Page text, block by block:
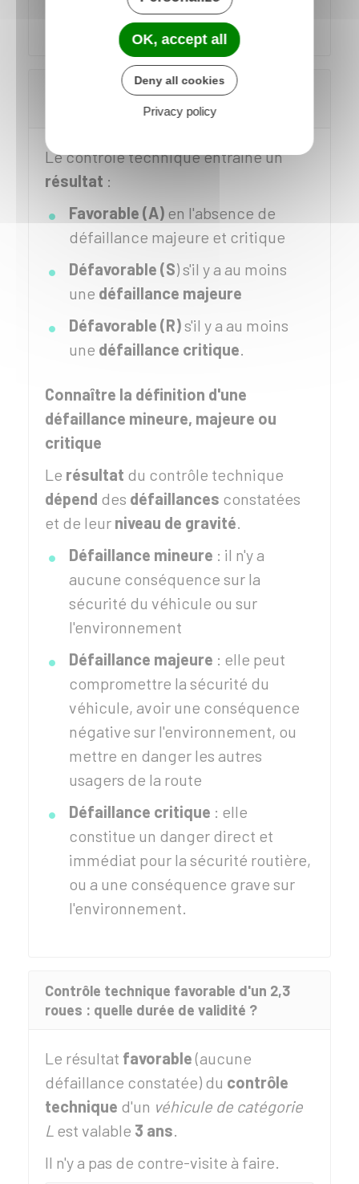
Quel est le résultat du contrôle
technique d'un 2,3 roues ?
Le contrôle technique entraîne un
résultat :
Favorable (A) en l'absence de
défaillance majeure et critique
Défavorable (S) s'il y a au moins
une défaillance majeure
Défavorable (R)s'il y a au moins
une défaillance critique.
Connaître la définition d'une
défaillance mineure, majeure ou
critique
Le résultat du contrôle technique
dépend des défaillances constatées
et de leur niveau de gravité.
Défaillance mineure : il n'y a
aucune conséquence sur la
sécurité du véhicule ou sur
l'environnement
Défaillance majeure : elle peut
compromettre la sécurité du
véhicule, avoir une conséquence
négative sur l'environnement, ou
mettre en danger les autres
usagers de la route
Défaillance critique : elle
constitue un danger direct et
immédiat pour la sécurité routière,
ou a une conséquence grave sur
l'environnement.
Contrôle technique favorable d'un 2,3
roues : quelle durée de validité ?
Le résultat favorable(aucune
défaillance constatée) du contrôle
technique d'un véhicule de catégorie
L est valable 3 ans.
Il n'y a pas de contre-visite à faire.
OK, accept all
Deny all cookies
Privacy policy